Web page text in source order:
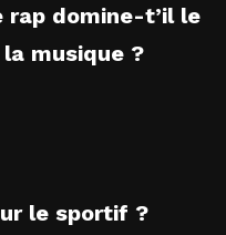
rap domine-t’il le
musique ?
le sportif ?